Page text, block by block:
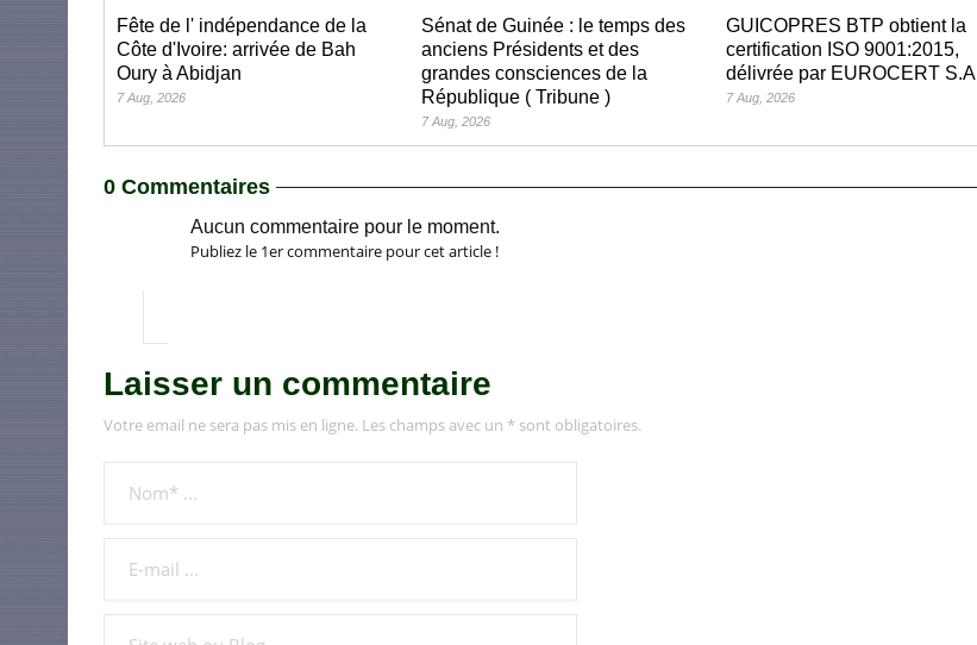
Fête de l' indépendance de la
Côte d'Ivoire: arrivée de Bah
Oury à Abidjan
7 Aug, 2026
Sénat de Guinée : le temps des
anciens Présidents et des
grandes consciences de la
République ( Tribune )
7 Aug, 2026
GUICOPRES BTP obtient la
certification ISO 9001:2015,
délivrée par EUROCERT S.A
7 Aug, 2026
0 Commentaires
Aucun commentaire pour le moment.
Publiez le 1er commentaire pour cet article !
Laisser un commentaire
Votre email ne sera pas mis en ligne. Les champs avec un * sont obligatoires.